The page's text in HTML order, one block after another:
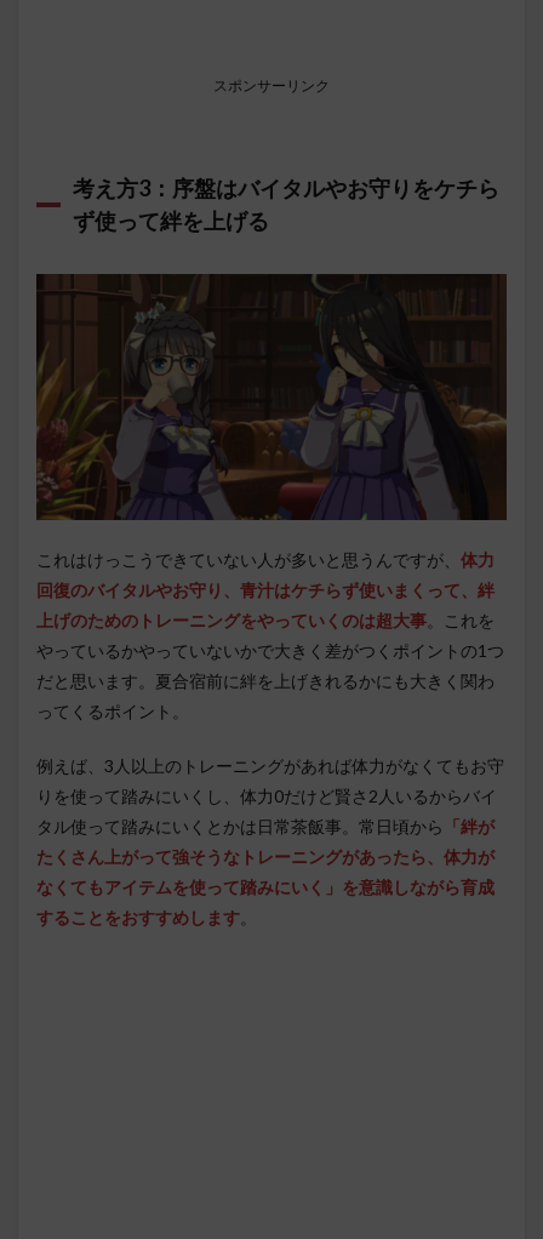
スポンサーリンク
考え方3：序盤はバイタルやお守りをケチら
ず使って絆を上げる
これはけっこうできていない人が多いと思うんですが、 体力
回復のバイタルやお守り、青汁はケチらず使いまくって、絆
上げのためのトレーニングをやっていくのは超大事。これを
やっているかやっていないかで大きく差がつくポイントの1つ
だと思います。夏合宿前に絆を上げきれるかにも大きく関わ
ってくるポイント。
例えば、3人以上のトレーニングがあれば体力がなくてもお守
りを使って踏みにいくし、体力0だけど賢さ2人いるからバイ
タル使って踏みにいくとかは日常茶飯事。常日頃から 「絆が
たくさん上がって強そうなトレーニングがあったら、体力が
なくてもアイテムを使って踏みにいく」を意識しながら育成
することをおすすめします。